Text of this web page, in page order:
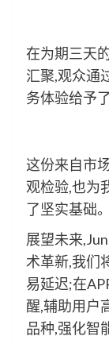
在为期三天
汇聚,观众通
务体验给予
这份来自市
观检验,也为
了坚实基础。
展望未来
术革新,我们
易延迟;在
醒,辅助用户
品种,强化智